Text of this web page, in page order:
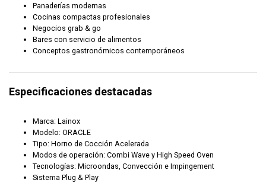
Panaderías modernas
Cocinas compactas profesionales
Negocios grab & go
Bares con servicio de alimentos
Conceptos gastronómicos contemporáneos
Especificaciones destacadas
Marca: Lainox
Modelo: ORACLE
Tipo: Horno de Cocción Acelerada
Modos de operación: Combi Wave y High Speed Oven
Tecnologías: Microondas, Convección e Impingement
Sistema Plug & Play